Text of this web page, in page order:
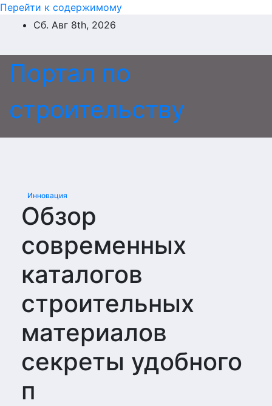
Перейти к содержимому
Сб. Авг 8th, 2026
Портал по
строительству
Инновация
Обзор
современных
каталогов
строительных
материалов
секреты удобного
п